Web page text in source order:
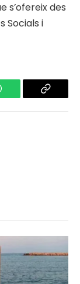
s’ofereix des
Socials i
Copy